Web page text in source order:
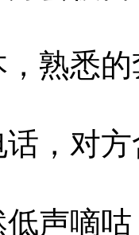
熟悉
，对
声嘀